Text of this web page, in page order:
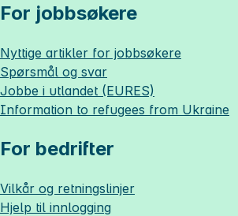
For jobbsøkere
Nyttige artikler for jobbsøkere
Spørsmål og svar
Jobbe i utlandet (EURES)
Information to refugees from Ukraine
For bedrifter
Vilkår og retningslinjer
Hjelp til innlogging